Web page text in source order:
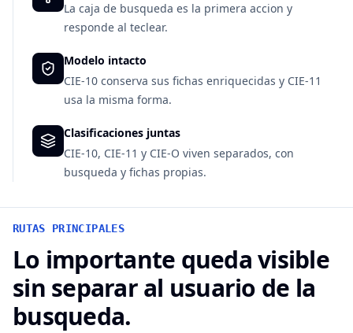
La caja de busqueda es la primera accion y
responde al teclear.
Modelo intacto
CIE-10 conserva sus fichas enriquecidas y CIE-11
usa la misma forma.
Clasificaciones juntas
CIE-10, CIE-11 y CIE-O viven separados, con
busqueda y fichas propias.
RUTAS PRINCIPALES
Lo importante queda visible
sin separar al usuario de la
busqueda.